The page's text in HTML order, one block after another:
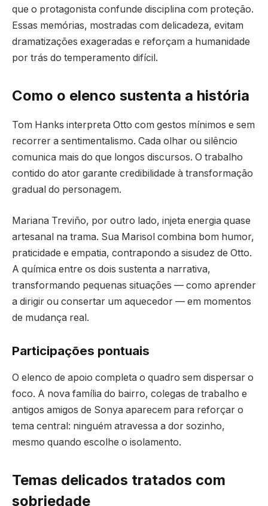
que o protagonista confunde disciplina com proteção.
Essas memórias, mostradas com delicadeza, evitam
dramatizações exageradas e reforçam a humanidade
por trás do temperamento difícil.
Como o elenco sustenta a história
Tom Hanks interpreta Otto com gestos mínimos e sem
recorrer a sentimentalismo. Cada olhar ou silêncio
comunica mais do que longos discursos. O trabalho
contido do ator garante credibilidade à transformação
gradual do personagem.
Mariana Treviño, por outro lado, injeta energia quase
artesanal na trama. Sua Marisol combina bom humor,
praticidade e empatia, contrapondo a sisudez de Otto.
A química entre os dois sustenta a narrativa,
transformando pequenas situações — como aprender
a dirigir ou consertar um aquecedor — em momentos
de mudança real.
Participações pontuais
O elenco de apoio completa o quadro sem dispersar o
foco. A nova família do bairro, colegas de trabalho e
antigos amigos de Sonya aparecem para reforçar o
tema central: ninguém atravessa a dor sozinho,
mesmo quando escolhe o isolamento.
Temas delicados tratados com
sobriedade